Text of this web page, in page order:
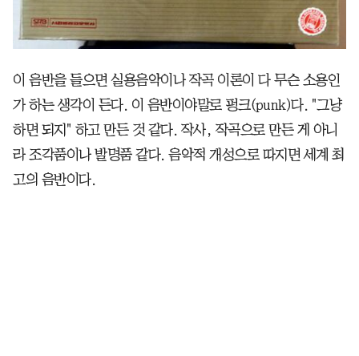
이 음반을 들으면 실용음악이나 작곡 이론이 다 무슨 소용인
가 하는 생각이 든다. 이 음반이야말로 펑크(punk)다. "그냥
하면 되지" 하고 만든 것 같다. 작사, 작곡으로 만든 게 아니
라 조각품이나 발명품 같다. 음악적 개성으로 따지면 세계 최
고의 음반이다.